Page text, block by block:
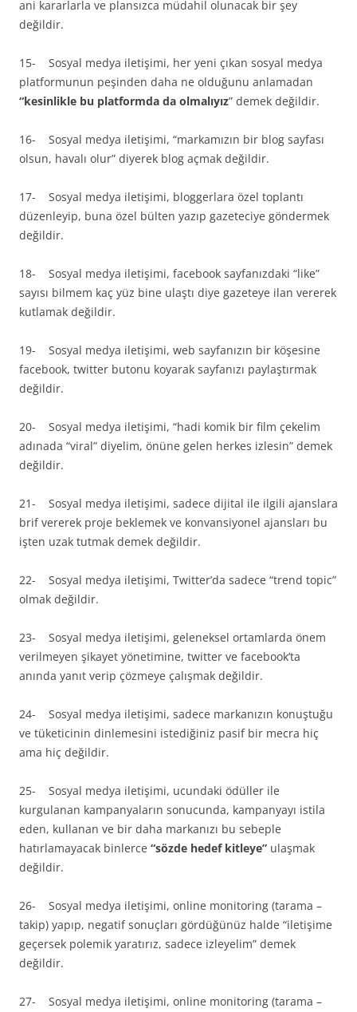
ani kararlarla ve plansızca müdahil olunacak bir şey
değildir.
15- Sosyal medya iletişimi, her yeni çıkan sosyal medya
platformunun peşinden daha ne olduğunu anlamadan
“kesinlikle bu platformda da olmalıyız” demek değildir.
16- Sosyal medya iletişimi, “markamızın bir blog sayfası
olsun, havalı olur” diyerek blog açmak değildir.
17- Sosyal medya iletişimi, bloggerlara özel toplantı
düzenleyip, buna özel bülten yazıp gazeteciye göndermek
değildir.
18- Sosyal medya iletişimi, facebook sayfanızdaki “like”
sayısı bilmem kaç yüz bine ulaştı diye gazeteye ilan vererek
kutlamak değildir.
19- Sosyal medya iletişimi, web sayfanızın bir köşesine
facebook, twitter butonu koyarak sayfanızı paylaştırmak
değildir.
20- Sosyal medya iletişimi, “hadi komik bir film çekelim
adınada “viral” diyelim, önüne gelen herkes izlesin” demek
değildir.
21- Sosyal medya iletişimi, sadece dijital ile ilgili ajanslara
brif vererek proje beklemek ve konvansiyonel ajansları bu
işten uzak tutmak demek değildir.
22- Sosyal medya iletişimi, Twitter’da sadece “trend topic”
olmak değildir.
23- Sosyal medya iletişimi, geleneksel ortamlarda önem
verilmeyen şikayet yönetimine, twitter ve facebook’ta
anında yanıt verip çözmeye çalışmak değildir.
24- Sosyal medya iletişimi, sadece markanızın konuştuğu
ve tüketicinin dinlemesini istediğiniz pasif bir mecra hiç
ama hiç değildir.
25- Sosyal medya iletişimi, ucundaki ödüller ile
kurgulanan kampanyaların sonucunda, kampanyayı istila
eden, kullanan ve bir daha markanızı bu sebeple
hatırlamayacak binlerce “sözde hedef kitleye” ulaşmak
değildir.
26- Sosyal medya iletişimi, online monitoring (tarama –
takip) yapıp, negatif sonuçları gördüğünüz halde “iletişime
geçersek polemik yaratırız, sadece izleyelim” demek
değildir.
27- Sosyal medya iletişimi, online monitoring (tarama –